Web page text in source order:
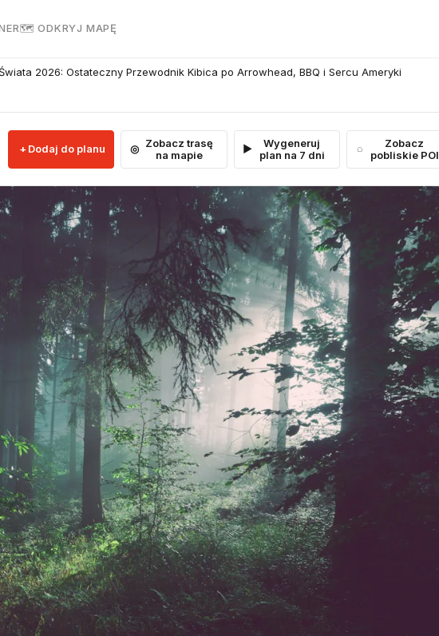
🗺 ODKRYJ MAPĘ
2026: Ostateczny Przewodnik Kibica po Arrowhead, BBQ i Sercu Ameryki
Dodaj do planu
Zobacz trasę
na mapie
Wygeneruj
plan na 7 dni
Zobacz
pobliskie POI